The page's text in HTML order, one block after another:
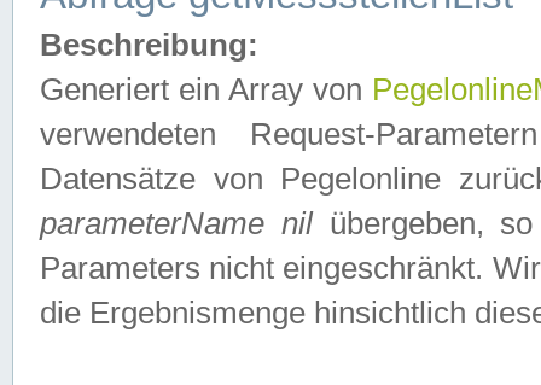
Beschreibung:
Generiert ein Array von
verwendeten Request-
Datensätze von Pegelonline
parameterName nilübergeben, so
Parameters nicht eingeschränkt.
die Ergebnismenge hinsichtlich